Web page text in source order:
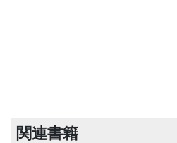
関連書籍